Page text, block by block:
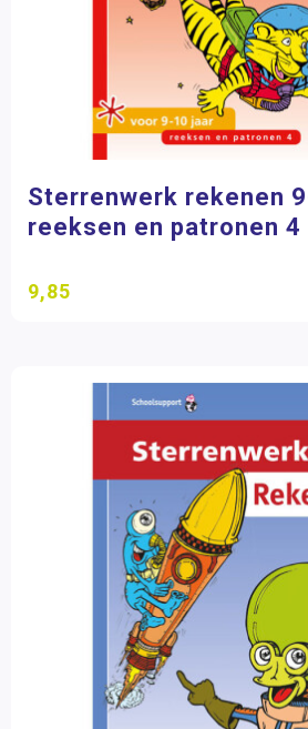
Sterrenwerk rekenen
reeksen en patronen 4
9,85